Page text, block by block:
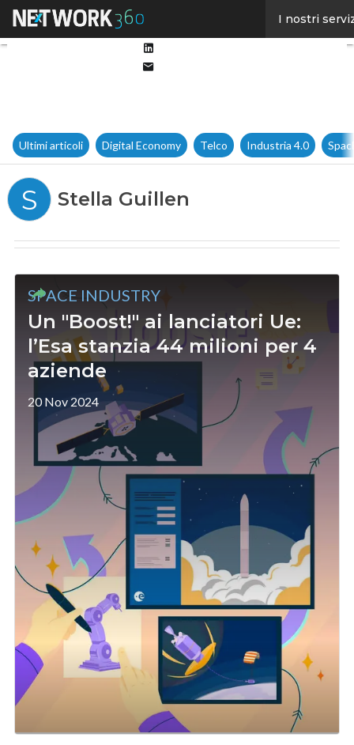
I nostri
Ultimi articoli Digital Economy Telco Industria 4.0
S Stella Guillen
SPACE INDUSTRY
Un "Boost!" ai lanciatori Ue:
l’Esa stanzia 44 milioni per 4
aziende
20 Nov 2024